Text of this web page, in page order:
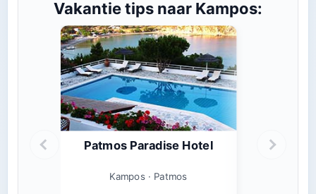
Vakantie tips naar Kampos:
Patmos Paradise Hotel
Kampos · Patmos